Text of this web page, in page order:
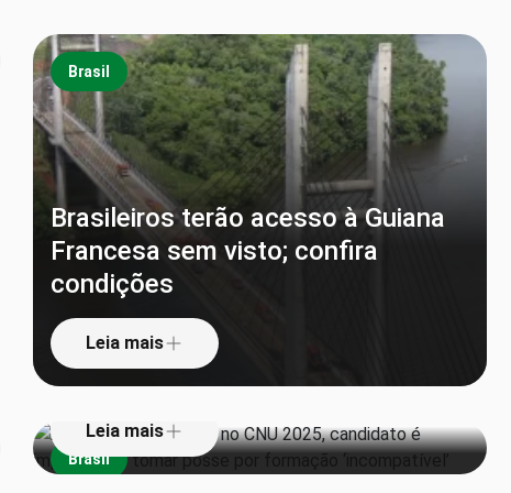
Brasil
Brasileiros terão acesso à Guiana
Francesa sem visto; confira
condições
Leia mais
Brasil
Aprovado em 1º lugar no CNU
2025, candidato é impedido de
tomar posse por formação
‘incompatível’
Leia mais